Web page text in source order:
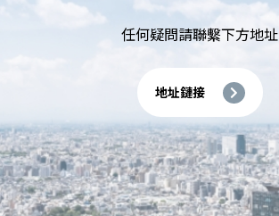
任何疑問請聯繫下方地址
地址鏈接